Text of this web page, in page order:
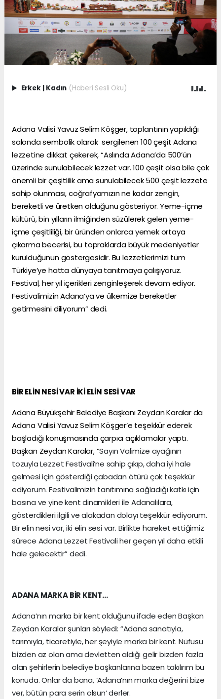
Erkek Kadın (Haberi Sesli Oku)
Adana Valisi Yavuz Selim Köşger, toplantının yapıldığı
salonda sembolik olarak sergilenen 100 çeşit Adana
lezzetine dikkat çekerek, “Aslında Adana’da 500’ün
üzerinde sunulabilecek lezzet var. 100 çeşit olsa bile çok
önemli bir çeşitlilik ama sunulabilecek 500 çeşit lezzete
sahip olunması, coğrafyamızın ne kadar zengin,
bereketli ve üretken olduğunu gösteriyor. Yeme-içme
kültürü, bin yılların ilmiğinden süzülerek gelen yeme-
içme çeşitliliği, bir üründen onlarca yemek ortaya
çıkarma becerisi, bu topraklarda büyük medeniyetler
kurulduğunun göstergesidir. Bu lezzetlerimizi tüm
Türkiye’ye hatta dünyaya tanıtmaya çalışıyoruz.
Festival, her yıl içerikleri zenginleşerek devam ediyor.
Festivalimizin Adana’ya ve ülkemize bereketler
getirmesini diliyorum” dedi.
BİR ELİN NESİ VAR İKİ ELİN SESİ VAR
Adana Büyükşehir Belediye Başkanı Zeydan Karalar da
Adana Valisi Yavuz Selim Köşger’e teşekkür ederek
başladığı konuşmasında çarpıcı açıklamalar yaptı.
Başkan Zeydan Karalar, “Sayın Valimize ayağının
tozuyla Lezzet Festivali’ne sahip çıkıp, daha iyi hale
gelmesi için gösterdiği çabadan ötürü çok teşekkür
ediyorum. Festivalimizin tanıtımına sağladığı katkı için
basına ve yine kent dinamikleri ile Adanalılara,
gösterdikleri ilgili ve alakadan dolayı teşekkür ediyorum.
Bir elin nesi var, iki elin sesi var. Birlikte hareket ettiğimiz
sürece Adana Lezzet Festivali her geçen yıl daha etkili
hale gelecektir” dedi.
ADANA MARKA BİR KENT…
Adana’nın marka bir kent olduğunu ifade eden Başkan
Zeydan Karalar şunları söyledi: “Adana sanatıyla,
tarımıyla, ticaretiyle, her şeyiyle marka bir kent. Nüfusu
bizden az olan ama devletten aldığı gelir bizden fazla
olan şehirlerin belediye başkanlarına bazen takılırım bu
konuda. Onlar da bana, ‘Adana’nın marka değerini bize
ver, bütün para serin olsun’ derler.